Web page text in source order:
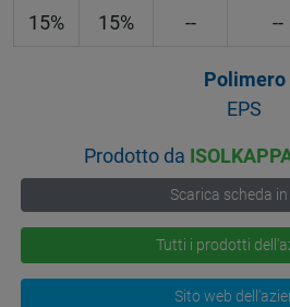
15% 15% -- --
Polimero
EPS
Prodotto da
Scarica scheda in
Tutti i prodotti
Sito web